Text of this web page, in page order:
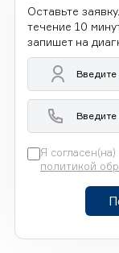
Оставьте
течение 10
запишет на
Я согласен(на)
политикой